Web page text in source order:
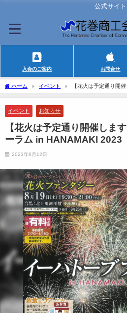
公式サイト
入会のご案内 お問合せ
ホーム イベント
【花火は予定通り開
HANAMAKI 2023（お知らせ）
イベント お知らせ
【花火は予定通り開催しま
ーラム in HANAMAKI 2023
2023年6月12日